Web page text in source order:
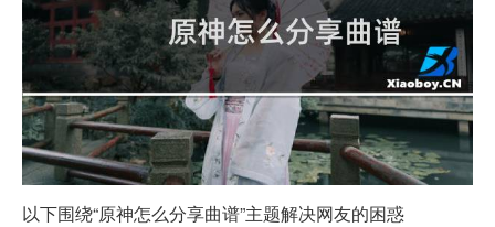
以下围绕“原神怎么分享曲谱”主题解决网友的困惑